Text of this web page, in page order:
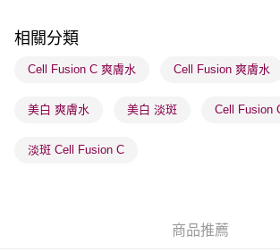
每筆HK$65.00，滿HK$300.00或以上免運費
順豐站及營業點 - 確認發貨後1-3個工作天送達
每筆HK$65.00，滿HK$300.00或以上免運費
物流公司進行物流配送
取。逾期會取消訂單，並不會安排重寄
相關分類
Cell Fusion C 爽膚水 Cell Fusion 爽膚水
美白 爽膚水 美白 淡斑 Cell Fusion
淡斑 Cell Fusion C
商品推薦